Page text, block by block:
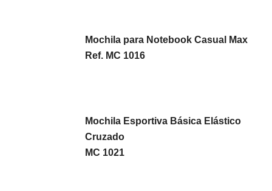
Mochila para Notebook Casual Max
Ref. MC 1016
Mochila Esportiva Básica Elástico
Cruzado
MC 1021